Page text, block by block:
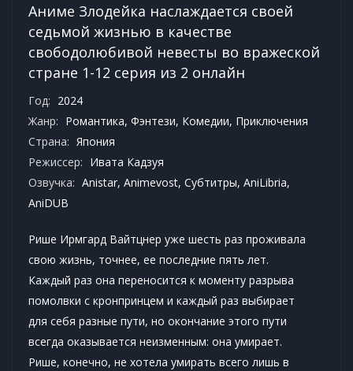
Аниме Злодейка наслаждается своей
седьмой жизнью в качестве
свободолюбивой невесты во вражеской
стране 1-12 серия из 2 онлайн
Год: 2024
Жанр: Романтика, Фэнтези, Комедии, Приключения
Страна: Япония
Режиссер: Ивата Кадзуя
Озвучка: Anistar, Animevost, Субтитры, AniLibria,
AniDUB
Рише Ирмгард Вайтцнер уже шесть раз проживала
свою жизнь, точнее, ее последние пять лет.
Каждый раз она переносится к моменту разрыва
помолвки с кронпринцем и каждый раз выбирает
для себя разные пути, но окончание этого пути
всегда оказывается неизменным: она умирает.
Рише, конечно, не хотела умирать всего лишь в